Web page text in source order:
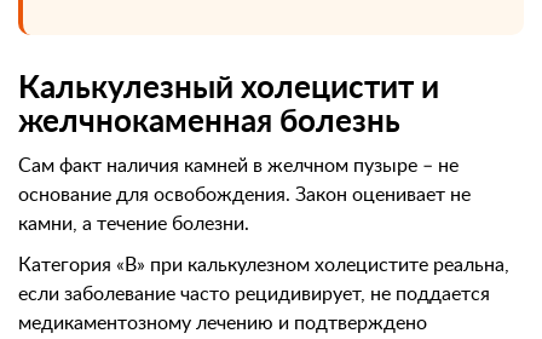
Калькулезный холецистит и
желчнокаменная болезнь
Сам факт наличия камней в желчном пузыре – не
основание для освобождения. Закон оценивает не
камни, а течение болезни.
Категория «В» при калькулезном холецистите реальна,
если заболевание часто рецидивирует, не поддается
медикаментозному лечению и подтверждено